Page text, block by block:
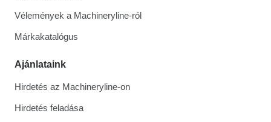
Vélemények a Machineryline-ról
Márkakatalógus
Ajánlataink
Hirdetés az Machineryline-on
Hirdetés feladása